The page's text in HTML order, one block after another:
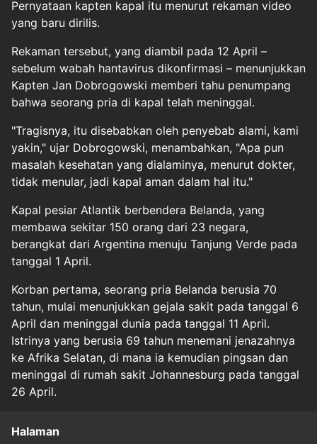
Pernyataan kapten kapal itu menurut rekaman video
yang baru dirilis.
Rekaman tersebut, yang diambil pada 12 April –
sebelum wabah hantavirus dikonfirmasi – menunjukkan
Kapten Jan Dobrogowski memberi tahu penumpang
bahwa seorang pria di kapal telah meninggal.
"Tragisnya, itu disebabkan oleh penyebab alami, kami
yakin," ujar Dobrogowski, menambahkan, "Apa pun
masalah kesehatan yang dialaminya, menurut dokter,
tidak menular, jadi kapal aman dalam hal itu."
Kapal pesiar Atlantik berbendera Belanda, yang
membawa sekitar 150 orang dari 23 negara,
berangkat dari Argentina menuju Tanjung Verde pada
tanggal 1 April.
Korban pertama, seorang pria Belanda berusia 70
tahun, mulai menunjukkan gejala sakit pada tanggal 6
April dan meninggal dunia pada tanggal 11 April.
Istrinya yang berusia 69 tahun menemani jenazahnya
ke Afrika Selatan, di mana ia kemudian pingsan dan
meninggal di rumah sakit Johannesburg pada tanggal
26 April.
Halaman